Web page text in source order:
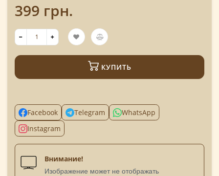
399 грн.
КУПИТЬ
Facebook Telegram
WhatsApp
Instagram
Внимание!
Изображение может не отображать